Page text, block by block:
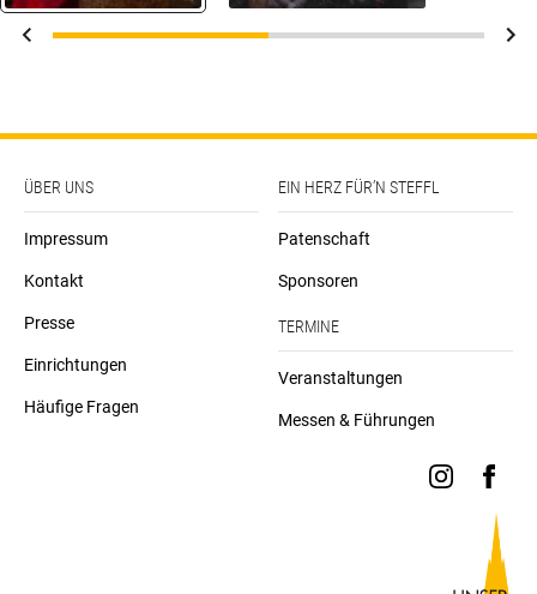
ÜBER UNS
Impressum
Kontakt
Presse
Einrichtungen
Häufige Fragen
EIN HERZ FÜR’N STEFFL
Patenschaft
Sponsoren
TERMINE
Veranstaltungen
Messen & Führungen